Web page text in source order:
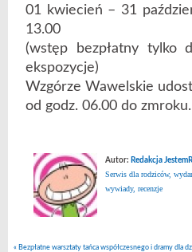
01 kwiecień – 31
13.00
(wstęp bezpłatny tylko
ekspozycje)
Wzgórze Wawelskie
od godz. 06.00 do zmroku.
Autor: Redakcja
Serwis dla rodziców,
wywiady, recenzje
« Bezpłatne warsztaty tańca współczesnego i dramy dla